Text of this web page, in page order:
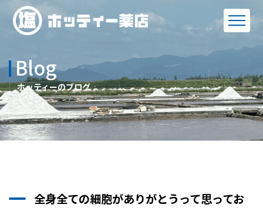
Blog
ホッティーのブログ
全身全ての細胞がありがとうって思ってお